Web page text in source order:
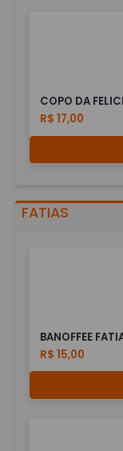
COPO DA
R$ 17,00
FATIAS
BANOFFEE
R$ 15,00